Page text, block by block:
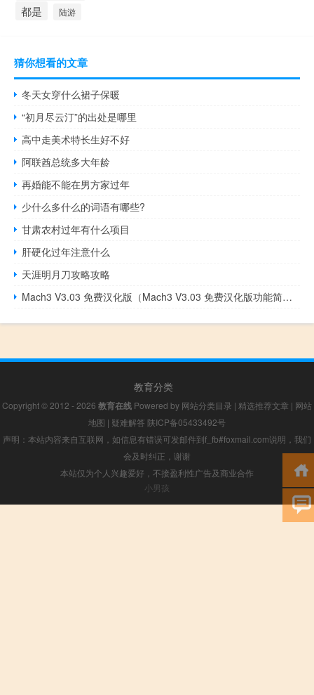
都是 陆游
猜你想看的文章
冬天女穿什么裙子保暖
“初月尽云汀”的出处是哪里
高中走美术特长生好不好
阿联酋总统多大年龄
再婚能不能在男方家过年
少什么多什么的词语有哪些?
甘肃农村过年有什么项目
肝硬化过年注意什么
天涯明月刀攻略攻略
Mach3 V3.03 免费汉化版（Mach3 V3.03 免费汉化版功能简介）
教育分类
Copyright © 2012 - 2026 教育在线 Powered by 网站分类目录 | 精选推荐文章 | 网站
地图 | 疑难解答 陕ICP备05433492号
声明：本站内容来自互联网，如信息有错误可发邮件到f_fb#foxmail.com说明，我们
会及时纠正，谢谢
本站仅为个人兴趣爱好，不接盈利性广告及商业合作
小男孩